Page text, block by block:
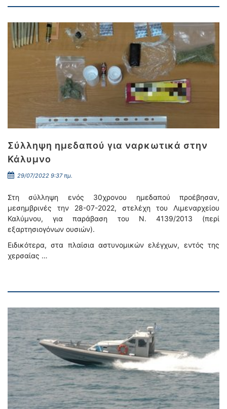
Σύλληψη ημεδαπού για ναρκωτικά στην
Κάλυμνο
29/07/2022 9:37 πμ.
Στη σύλληψη ενός 30χρονου ημεδαπού προέβησαν,
μεσημβρινές την 28-07-2022, στελέχη του Λιμεναρχείου
Καλύμνου, για παράβαση του Ν. 4139/2013 (περί
εξαρτησιογόνων ουσιών).
Ειδικότερα, στα πλαίσια αστυνομικών ελέγχων, εντός της
χερσαίας …